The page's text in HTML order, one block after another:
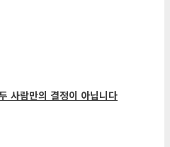
사람만의 결정이 아닙니다